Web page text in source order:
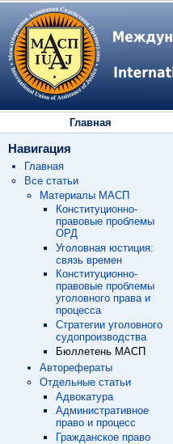
Главная
Навигация
Главная
Все статьи
Материалы МАСП
Конституционно-
правовые проблемы
ОРД
Уголовная юстиция:
связь времен
Конституционно-
правовые проблемы
уголовного права и
процесса
Стратегии уголовного
судопроизводства
Бюллетень МАСП
Авторефераты
Отдельные статьи
Адвокатура
Административное
право и процесс
Гражданское право